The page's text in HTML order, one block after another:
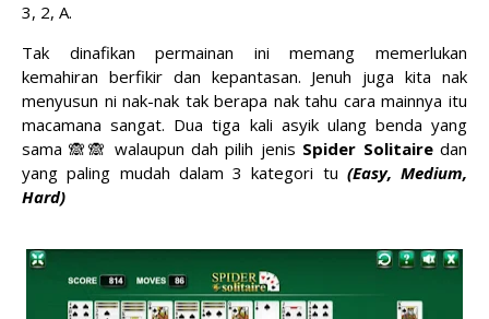
3, 2, A.
Tak dinafikan permainan ini memang memerlukan
kemahiran berfikir dan kepantasan. Jenuh juga kita nak
menyusun ni nak-nak tak berapa nak tahu cara mainnya itu
macamana sangat. Dua tiga kali asyik ulang benda yang
sama 🙈🙈 walaupun dah pilih jenis Spider Solitairedan
yang paling mudah dalam 3 kategori tu (Easy, Medium,
Hard)